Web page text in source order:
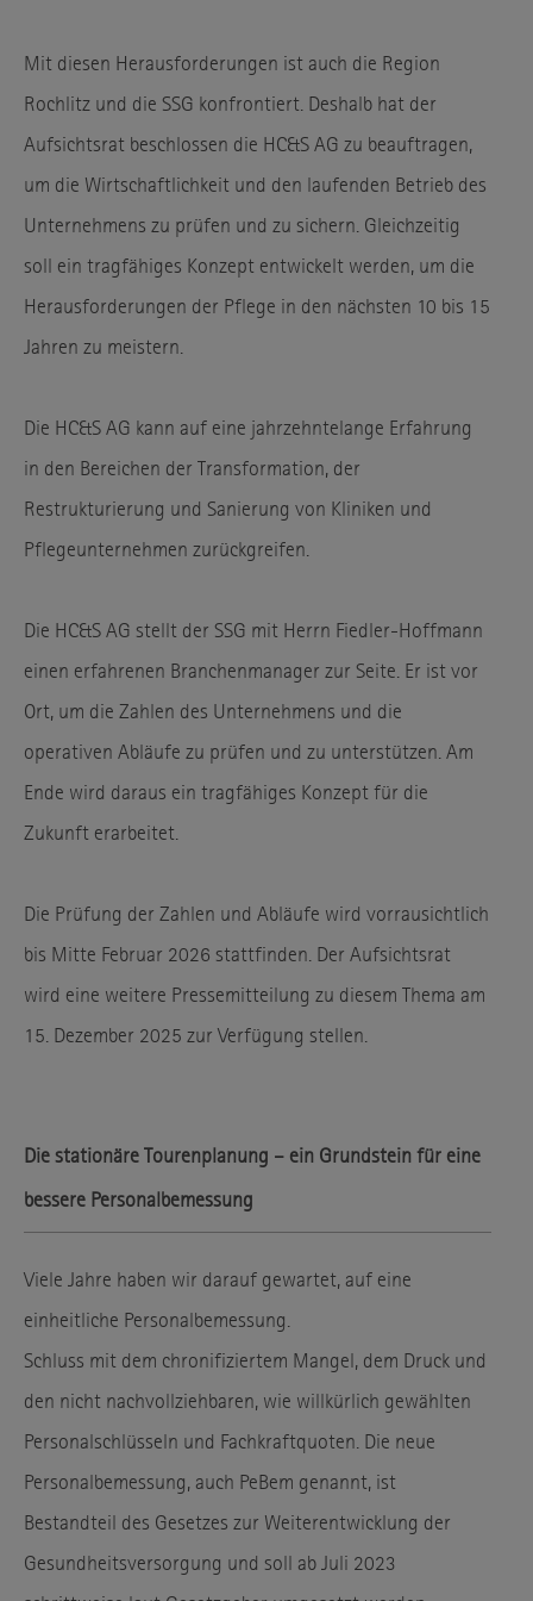
Mit diesen Herausforderungen ist auch die Region
Rochlitz und die SSG konfrontiert. Deshalb hat der
Aufsichtsrat beschlossen die HC&S AG zu beauftragen,
um die Wirtschaftlichkeit und den laufenden Betrieb des
Unternehmens zu prüfen und zu sichern. Gleichzeitig
soll ein tragfähiges Konzept entwickelt werden, um die
Herausforderungen der Pflege in den nächsten 10 bis 15
Jahren zu meistern.
Die HC&S AG kann auf eine jahrzehntelange Erfahrung
in den Bereichen der Transformation, der
Restrukturierung und Sanierung von Kliniken und
Pflegeunternehmen zurückgreifen.
Die HC&S AG stellt der SSG mit Herrn Fiedler-Hoffmann
einen erfahrenen Branchenmanager zur Seite. Er ist vor
Ort, um die Zahlen des Unternehmens und die
operativen Abläufe zu prüfen und zu unterstützen. Am
Ende wird daraus ein tragfähiges Konzept für die
Zukunft erarbeitet.
Die Prüfung der Zahlen und Abläufe wird vorrausichtlich
bis Mitte Februar 2026 stattfinden. Der Aufsichtsrat
wird eine weitere Pressemitteilung zu diesem Thema am
15. Dezember 2025 zur Verfügung stellen.
Die stationäre Tourenplanung – ein Grundstein für eine
bessere Personalbemessung
Viele Jahre haben wir darauf gewartet, auf eine
einheitliche Personalbemessung.
Schluss mit dem chronifiziertem Mangel, dem Druck und
den nicht nachvollziehbaren, wie willkürlich gewählten
Personalschlüsseln und Fachkraftquoten. Die neue
Personalbemessung, auch PeBem genannt, ist
Bestandteil des Gesetzes zur Weiterentwicklung der
Gesundheitsversorgung und soll ab Juli 2023